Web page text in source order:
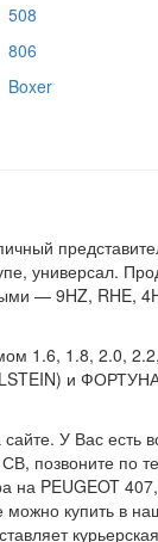
508
806
Boxer
универсал.
— 9HZ, RHE,
1.6, 1.8, 2.0,
и
У Вас есть
позвоните по
на PEUGEOT
можно купить в